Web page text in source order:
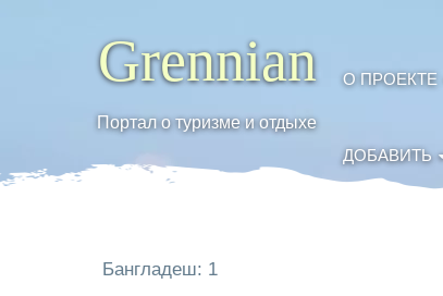
Grennian
Портал о туризме и отдыхе
О ПРОЕКТЕ
ДОБАВИТЬ
Бангладеш: 1